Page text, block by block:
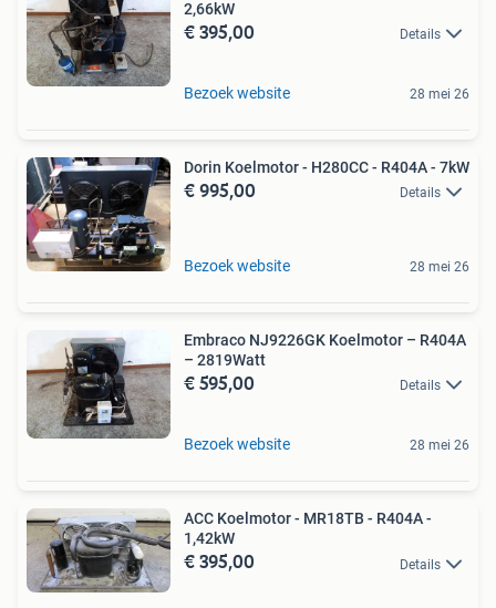
2,66kW
€ 395,00 Details
Bezoek website 28 mei 26
Dorin Koelmotor - H280CC - R404A - 7kW
€ 995,00 Details
Bezoek website 28 mei 26
Embraco NJ9226GK Koelmotor – R404A
– 2819Watt
€ 595,00 Details
Bezoek website 28 mei 26
ACC Koelmotor - MR18TB - R404A -
1,42kW
€ 395,00 Details